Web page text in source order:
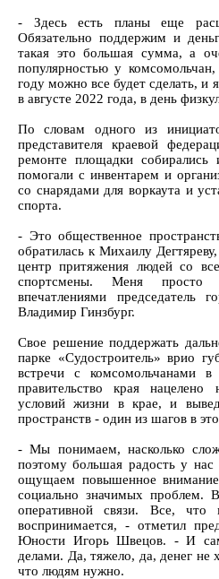
- Здесь есть планы еще
Обязательно поддержим и
такая это большая сумма, а
популярностью у
году можно все будет сделать, и
в августе 2022 года, в день
По словам одного из
представителя краевой
ремонте площадки
помогали с инвентарем и
со снарядами для воркаута и
спорта.
- Это общественное
обратилась к Михаилу
центр притяжения людей со
спортсмены. Меня просто
впечатлениями председатель
Владимир Гинзбург.
Свое решение поддержать
парке «Судостроитель» врио
встречи с комсомольчанами
правительство края
условий жизни в крае, и
пространств - один из шагов в
- Мы понимаем, насколько
поэтому большая радость у
ощущаем повышенное
социально значимых проблем.
оперативной связи. Все,
воспринимается, - отметил
Юности Игорь Швецов. - И
делами. Да, тяжело, да, денег не
что людям нужно.